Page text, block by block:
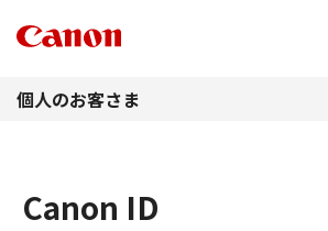
個人のお客さま
Canon ID